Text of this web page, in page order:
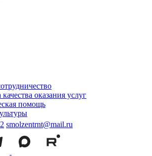
оказания услуг
помощь
smolzentrnt@mail.ru